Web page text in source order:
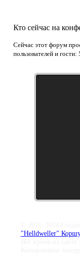
Кто сейчас на
Сейчас этот форум
пользователей и гости:
"Helldweller"